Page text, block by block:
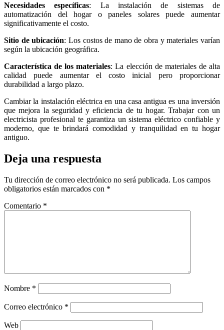
Necesidades específicas: La instalación de sistemas de
automatización del hogar o paneles solares puede aumentar
significativamente el costo.
Sitio de ubicación: Los costos de mano de obra y materiales varían
según la ubicación geográfica.
Característica de los materiales: La elección de materiales de alta
calidad puede aumentar el costo inicial pero proporcionar
durabilidad a largo plazo.
Cambiar la instalación eléctrica en una casa antigua es una inversión
que mejora la seguridad y eficiencia de tu hogar. Trabajar con un
electricista profesional te garantiza un sistema eléctrico confiable y
moderno, que te brindará comodidad y tranquilidad en tu hogar
antiguo.
Deja una respuesta
Tu dirección de correo electrónico no será publicada. Los campos
obligatorios están marcados con *
Comentario *
Nombre *
Correo electrónico *
Web